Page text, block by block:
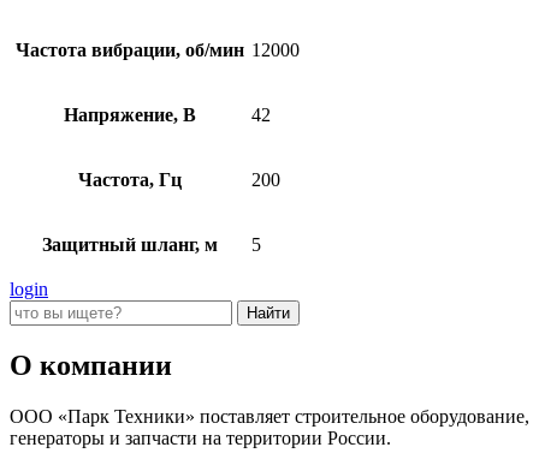
Частота вибрации, об/мин 12000
Напряжение, В 42
Частота, Гц 200
Защитный шланг, м 5
login
О компании
ООО «Парк Техники» поставляет строительное оборудование,
генераторы и запчасти на территории России.